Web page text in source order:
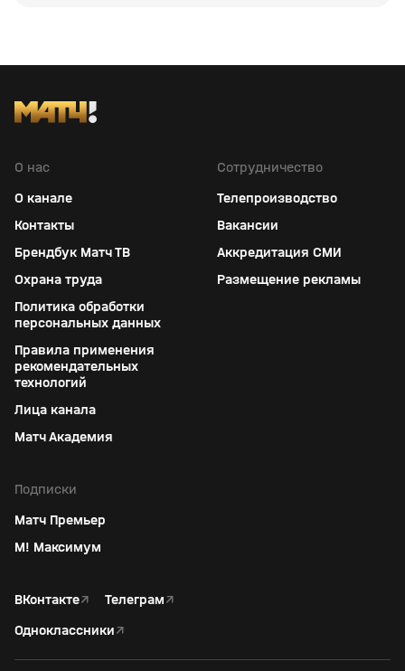
О нас
О канале
Контакты
Брендбук Матч ТВ
Охрана труда
Политика обработки
персональных данных
Правила применения
рекомендательных
технологий
Лица канала
Матч Академия
Сотрудничество
Телепроизводство
Вакансии
Аккредитация СМИ
Размещение рекламы
Подписки
Матч Премьер
М! Максимум
ВКонтакте↗ Телеграм↗
Одноклассники↗